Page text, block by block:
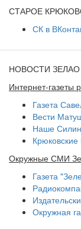
СТАРОЕ
СК в
НОВОСТИ ЗЕЛАО
Интернет-газеты
Газета
Вести
Наше
Окружные СМИ
Газета
Окружная